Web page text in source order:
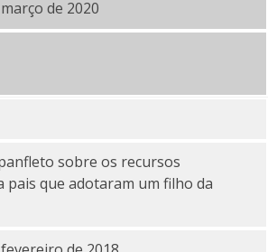
de 2020
sobre os recursos
pais que adotaram um filho da